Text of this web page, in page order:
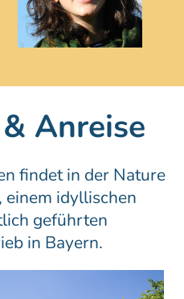
Anreise
findet in der Nature
idyllischen
geführten
in Bayern.